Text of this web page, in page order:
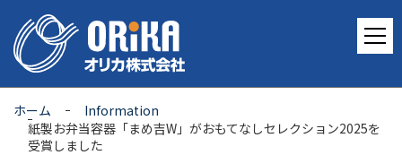
ホーム
Information
紙製お弁当容器「まめ吉W」がおもてなしセレクション2025を
受賞しました